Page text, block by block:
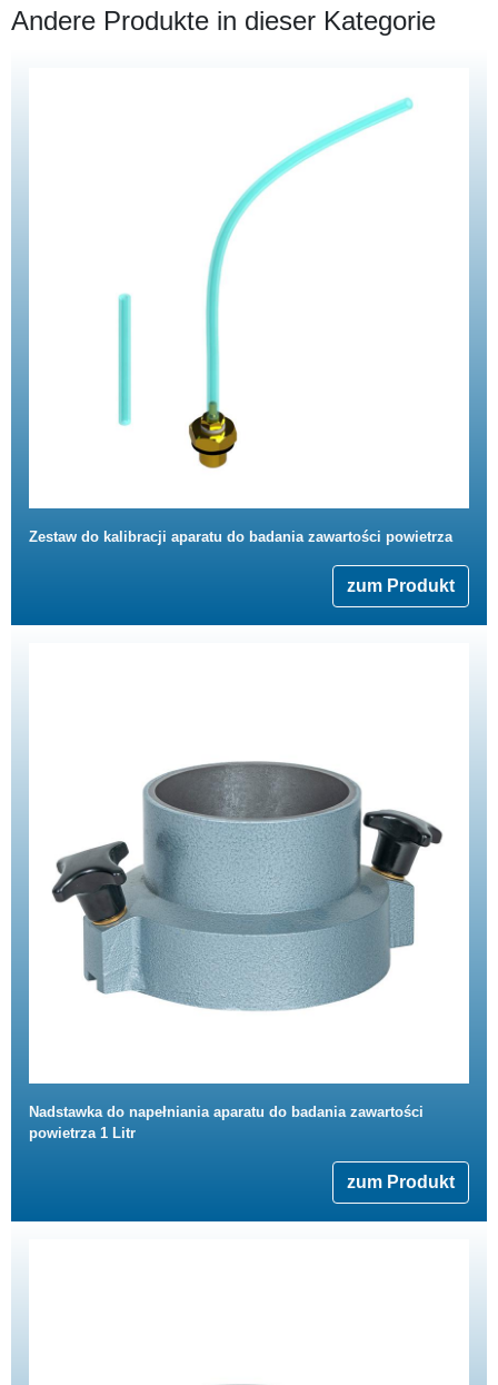
Andere Produkte in dieser Kategorie
Zestaw do kalibracji aparatu do badania zawartości powietrza
zum Produkt
Nadstawka do napełniania aparatu do badania zawartości
powietrza 1 Litr
zum Produkt